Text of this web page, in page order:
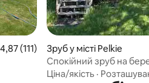
оцінка: 4,87 з 5, відгуки: 111
4,87 (111)
Зруб у місті Pelkie
Спокійний зруб на
сауною, огороджений
Ціна/якість ·